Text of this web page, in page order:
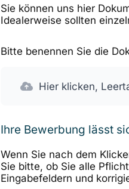
Sie können uns hier
Idealerweise sollten
Bitte benennen Sie die
Hier klicken,
Ihre Bewerbung lässt
Wenn Sie nach dem
Sie bitte, ob Sie alle
Eingabefeldern und